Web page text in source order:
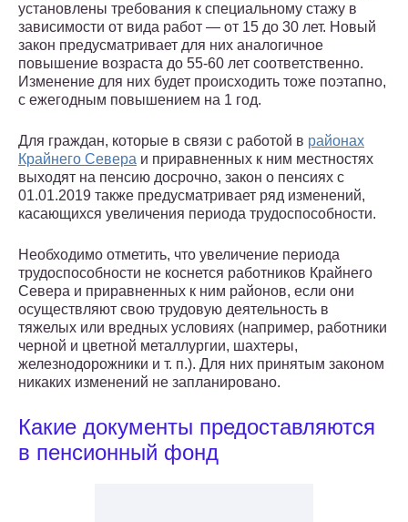
установлены требования к специальному стажу в
зависимости от вида работ — от 15 до 30 лет. Новый
закон предусматривает для них аналогичное
повышение возраста до 55-60 лет соответственно.
Изменение для них будет происходить тоже поэтапно,
с ежегодным повышением на 1 год.
Для граждан, которые в связи с работой в районах
Крайнего Севера и приравненных к ним местностях
выходят на пенсию досрочно, закон о пенсиях с
01.01.2019 также предусматривает ряд изменений,
касающихся увеличения периода трудоспособности.
Необходимо отметить, что увеличение периода
трудоспособности не коснется работников Крайнего
Севера и приравненных к ним районов, если они
осуществляют свою трудовую деятельность в
тяжелых или вредных условиях (например, работники
черной и цветной металлургии, шахтеры,
железнодорожники и т. п.). Для них принятым законом
никаких изменений не запланировано.
Какие документы предоставляются
в пенсионный фонд